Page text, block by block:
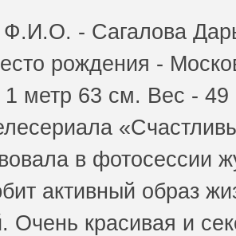
- Сагалова
рождения -
метр 63 см. Вес -
в фотосессии
активный образ
Очень красивая и